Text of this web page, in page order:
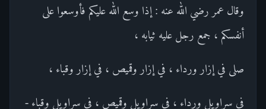
وقال عمر رضي الله عنه : إذا وسع الله عليكم فأوسعوا على
أنفسكم ، جمع رجل عليه ثيابه ،
صلى في إزار ورداء ، في إزار وقميص ، في إزار وقباء ،
في سراويل ورداء ، في سراويل وقميص ، في سراويل وقباء -